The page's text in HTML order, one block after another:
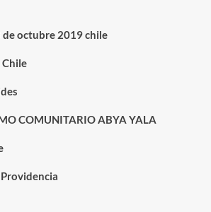
octubre 2019 chile
Chile
COMUNITARIO ABYA YALA